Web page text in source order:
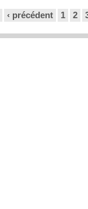
‹ précédent 1 2